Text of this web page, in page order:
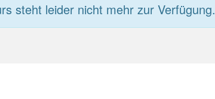
steht leider nicht mehr zur Verfügung.